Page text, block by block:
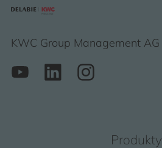
KWC Group Management AG
Produkty